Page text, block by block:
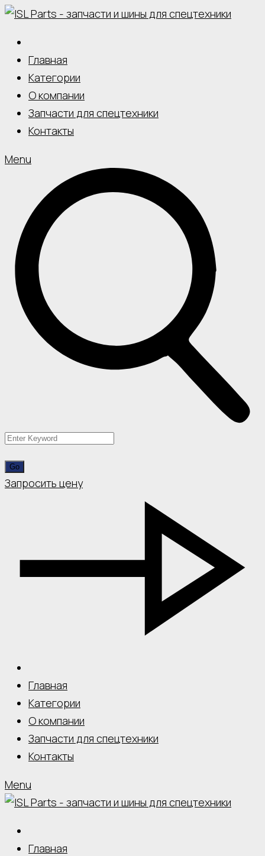
Skip
content
Главная
Категории
О компании
Запчасти для спецтехники
Контакты
Menu
Запросить цену
Главная
Категории
О компании
Запчасти для спецтехники
Контакты
Menu
Главная